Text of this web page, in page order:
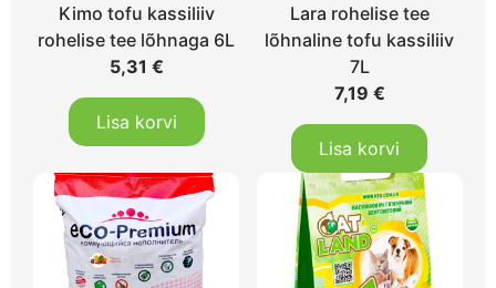
Kimo tofu kassiliiv
rohelise tee lõhnaga 6L
5,31 €
Lisa korvi
Lara rohelise tee
lõhnaline tofu kassiliiv
7L
7,19 €
Lisa korvi